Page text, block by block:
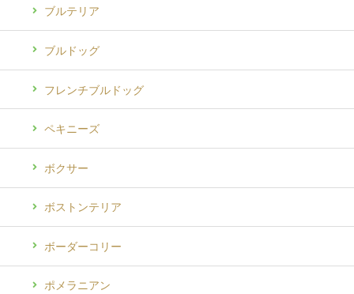
ブルテリア
ブルドッグ
フレンチブルドッグ
ペキニーズ
ボクサー
ボストンテリア
ボーダーコリー
ポメラニアン